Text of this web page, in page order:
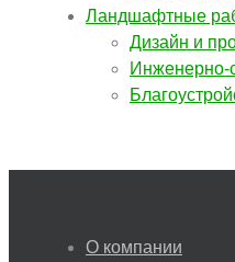
Ландшафтные
Дизайн и
Инженерно-
О компании